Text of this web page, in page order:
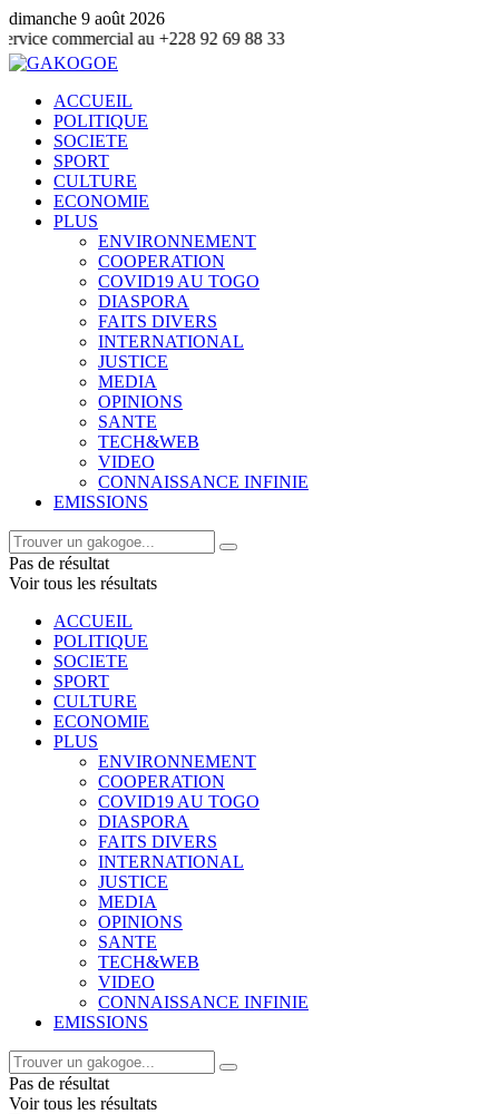
dimanche 9 août 2026
au +228 92 69 88 33
ACCUEIL
POLITIQUE
SOCIETE
SPORT
CULTURE
ECONOMIE
PLUS
ENVIRONNEMENT
COOPERATION
COVID19 AU TOGO
DIASPORA
FAITS DIVERS
INTERNATIONAL
JUSTICE
MEDIA
OPINIONS
SANTE
TECH&WEB
VIDEO
CONNAISSANCE INFINIE
EMISSIONS
Pas de résultat
Voir tous les résultats
ACCUEIL
POLITIQUE
SOCIETE
SPORT
CULTURE
ECONOMIE
PLUS
ENVIRONNEMENT
COOPERATION
COVID19 AU TOGO
DIASPORA
FAITS DIVERS
INTERNATIONAL
JUSTICE
MEDIA
OPINIONS
SANTE
TECH&WEB
VIDEO
CONNAISSANCE INFINIE
EMISSIONS
Pas de résultat
Voir tous les résultats